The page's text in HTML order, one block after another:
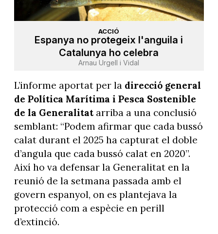
ACCIÓ
Espanya no protegeix l'anguila i
Catalunya ho celebra
Arnau Urgell i Vidal
L’informe aportat per la direcció general
de Política Marítima i Pesca Sostenible
de la Generalitat arriba a una conclusió
semblant: “Podem afirmar que cada bussó
calat durant el 2025 ha capturat el doble
d’angula que cada bussó calat en 2020”.
Així ho va defensar la Generalitat en la
reunió de la setmana passada amb el
govern espanyol, on es plantejava la
protecció com a espècie en perill
d’extinció.